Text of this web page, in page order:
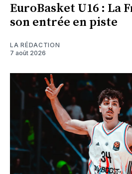
EuroBasket U16 : La
son entrée en piste
LA RÉDACTION
7 août 2026